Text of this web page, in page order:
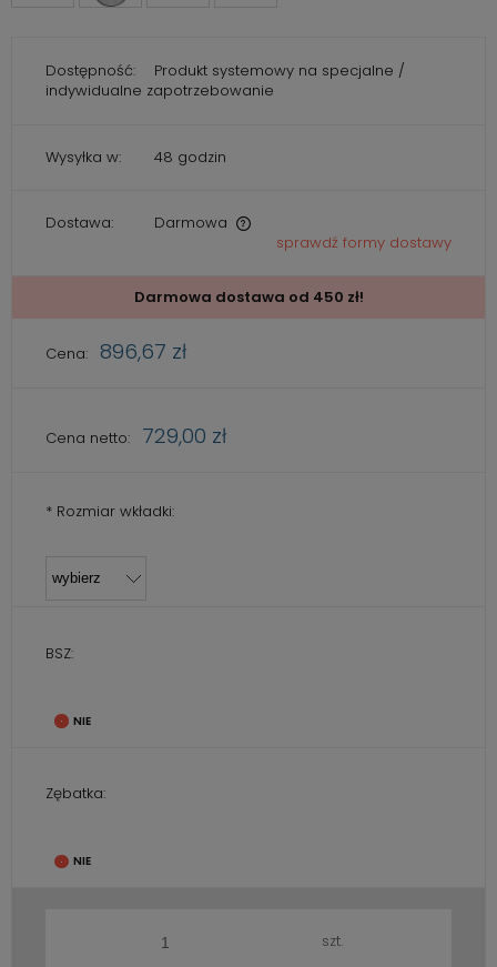
Dostępność:
Produkt systemowy na specjalne /
indywidualne zapotrzebowanie
Wysyłka w: 48 godzin
Dostawa:
Darmowa
Cena nie zawiera ewentualnych kosztów płatności
sprawdź formy dostawy
Darmowa dostawa od 450 zł!
Cena: 896,67 zł
Cena netto: 729,00 zł
* Rozmiar wkładki:
BSZ:
Zębatka:
szt.